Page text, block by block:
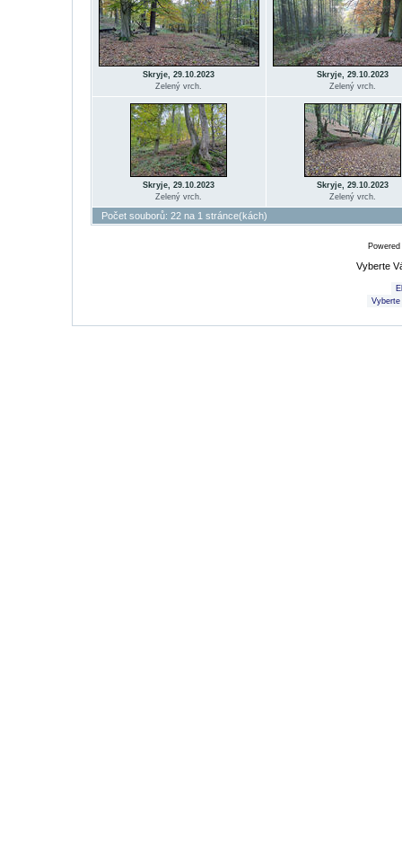
Skryje, 29.10.2023
Zelený vrch.
Skryje, 29.10.2023
Zelený vrch.
Skryje, 29.10.2023
Zelený vrch.
Skryje, 29.10.2023
Zelený vrch.
Počet souborů: 22 na 1 stránce(kách)
Vyberte